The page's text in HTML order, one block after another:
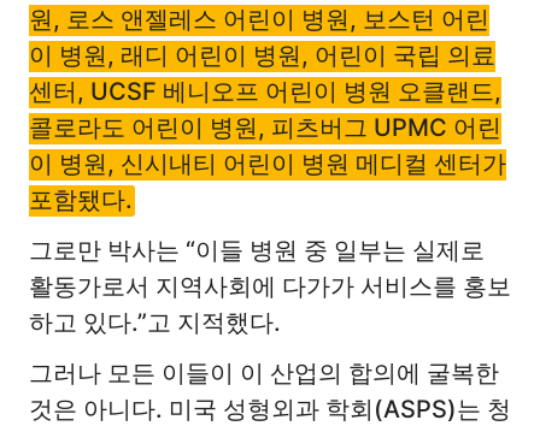
원, 로스 앤젤레스 어린이 병원, 보스턴 어린
이 병원, 래디 어린이 병원, 어린이 국립 의료
센터, UCSF 베니오프 어린이 병원 오클랜드,
콜로라도 어린이 병원, 피츠버그 UPMC 어린
이 병원, 신시내티 어린이 병원 메디컬 센터가
포함됐다.
그로만 박사는 “이들 병원 중 일부는 실제로
활동가로서 지역사회에 다가가 서비스를 홍보
하고 있다.”고 지적했다.
그러나 모든 이들이 이 산업의 합의에 굴복한
것은 아니다. 미국 성형외과 학회(ASPS)는 청